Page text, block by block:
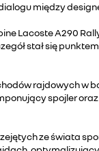
między
Lacoste A290
stał się
rajdowych w
spojler
ze świata